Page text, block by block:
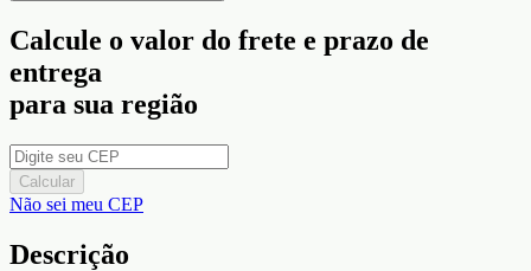
Calcule o valor do frete e prazo de
entrega
para sua região
Calcular
Não sei meu CEP
Descrição